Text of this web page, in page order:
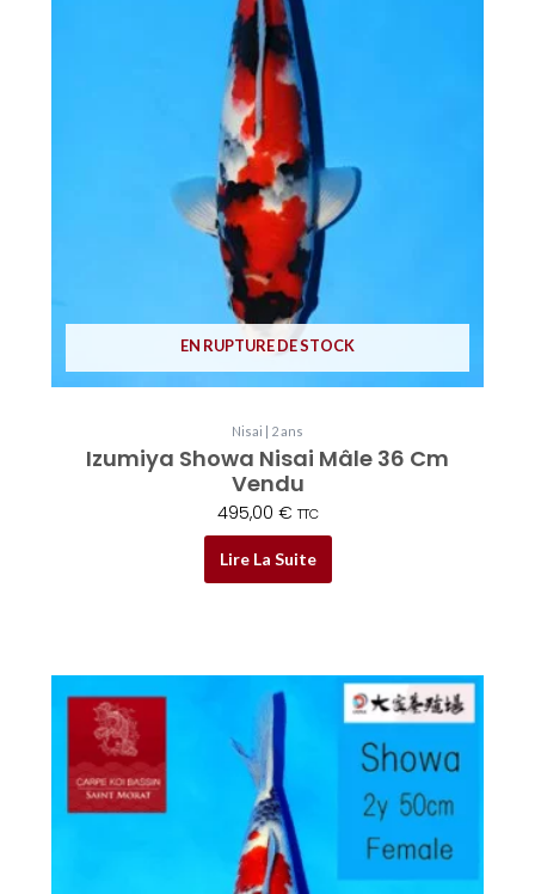
EN RUPTURE DE STOCK
Nisai | 2 ans
Izumiya Showa Nisai Mâle 36 Cm
Vendu
495,00 € TTC
Lire La Suite